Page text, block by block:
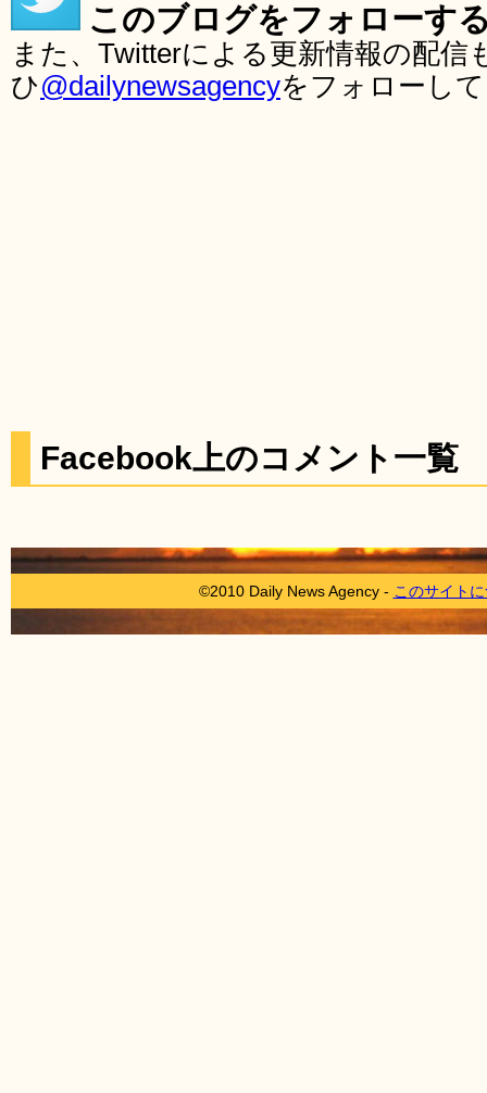
このブログをフォローす
また、Twitterによる更新情報の配
ひ@dailynewsagencyをフォローし
Facebook上のコメント一覧
©2010 Daily News Agency - このサイト